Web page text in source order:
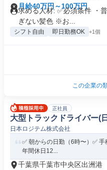
月給40万円～100万円
求める人材: ✅️必須条件 ・
ぎない髪色 ※お...
シフト自由 即日勤務OK +1個
この企業の
正社員
大型トラックドライバー(
日本ロジテム株式会社
✅️ 朝からの日勤（6時〜）✅️
年間休日12...
千葉県千葉市中央区出洲港